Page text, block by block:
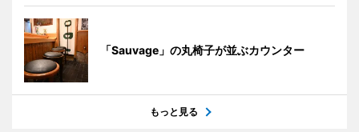
「Sauvage」の丸椅子が並ぶカウンター
もっと見る